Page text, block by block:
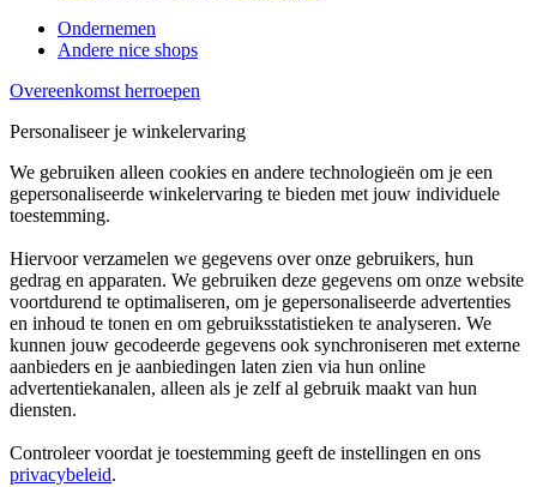
Ondernemen
Andere nice shops
Overeenkomst herroepen
Personaliseer je winkelervaring
We gebruiken alleen cookies en andere technologieën om je een
gepersonaliseerde winkelervaring te bieden met jouw individuele
toestemming.
Hiervoor verzamelen we gegevens over onze gebruikers, hun
gedrag en apparaten. We gebruiken deze gegevens om onze website
voortdurend te optimaliseren, om je gepersonaliseerde advertenties
en inhoud te tonen en om gebruiksstatistieken te analyseren. We
kunnen jouw gecodeerde gegevens ook synchroniseren met externe
aanbieders en je aanbiedingen laten zien via hun online
advertentiekanalen, alleen als je zelf al gebruik maakt van hun
diensten.
Controleer voordat je toestemming geeft de instellingen en ons
privacybeleid.